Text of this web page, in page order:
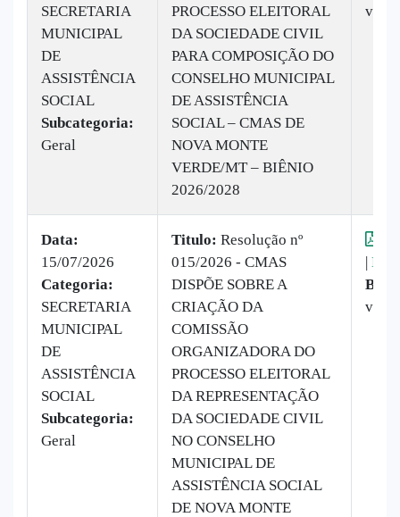
SECRETARIA
MUNICIPAL
DE
ASSISTÊNCIA
SOCIAL
Subcategoria:
Geral
PROCESSO ELEITORAL
DA SOCIEDADE CIVIL
PARA COMPOSIÇÃO DO
CONSELHO MUNICIPAL
DE ASSISTÊNCIA
SOCIAL – CMAS DE
NOVA MONTE
VERDE/MT – BIÊNIO
2026/2028
vezes
Data:
15/07/2026
Categoria:
SECRETARIA
MUNICIPAL
DE
ASSISTÊNCIA
SOCIAL
Subcategoria:
Geral
Titulo: Resolução nº
015/2026 - CMAS
DISPÕE SOBRE A
CRIAÇÃO DA
COMISSÃO
ORGANIZADORA DO
PROCESSO ELEITORAL
DA REPRESENTAÇÃO
DA SOCIEDADE CIVIL
NO CONSELHO
MUNICIPAL DE
ASSISTÊNCIA SOCIAL
DE NOVA MONTE
|
vezes